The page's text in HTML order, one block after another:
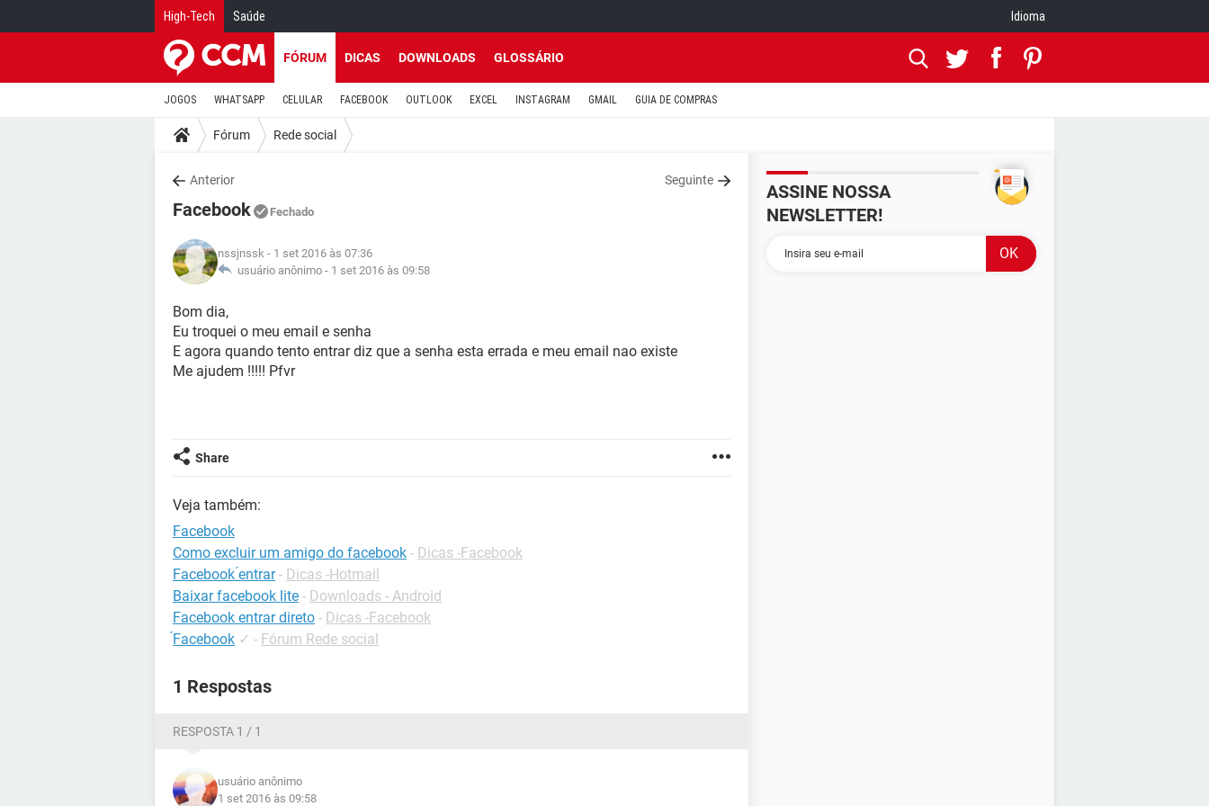
High-Tech Saúde Idioma
FÓRUM DICAS DOWNLOADS GLOSSÁRIO
JOGOS WHATSAPP CELULAR FACEBOOK OUTLOOK EXCEL INSTAGRAM GMAIL GUIA DE COMPRAS
Fórum Rede social
Anterior Seguinte
Facebook Fechado
nssjnssk - 1 set 2016 às 07:36
usuário anônimo - 1 set 2016 às 09:58
Bom dia,
Eu troquei o meu email e senha
E agora quando tento entrar diz que a senha esta errada e meu email nao existe
Me ajudem !!!!! Pfvr
Share
Veja também:
Facebook
Como excluir um amigo do facebook - Dicas -Facebook
Facebook ́entrar - Dicas -Hotmail
Baixar facebook lite - Downloads - Android
Facebook entrar direto - Dicas -Facebook
́Facebook ✓ - Fórum Rede social
1 Respostas
RESPOSTA 1 / 1
usuário anônimo
1 set 2016 às 09:58
ASSINE NOSSA
NEWSLETTER!